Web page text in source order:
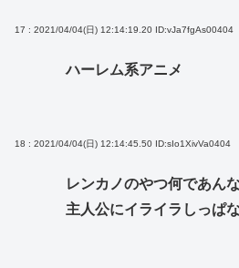
17 : 2021/04/04(日) 12:14:19.20 ID:vJa7fgAs00404
ハーレム系アニメ
18 : 2021/04/04(日) 12:14:45.50 ID:sIo1XivVa0404
レンカノのやつ何であん
主人公にイライラしっぱ